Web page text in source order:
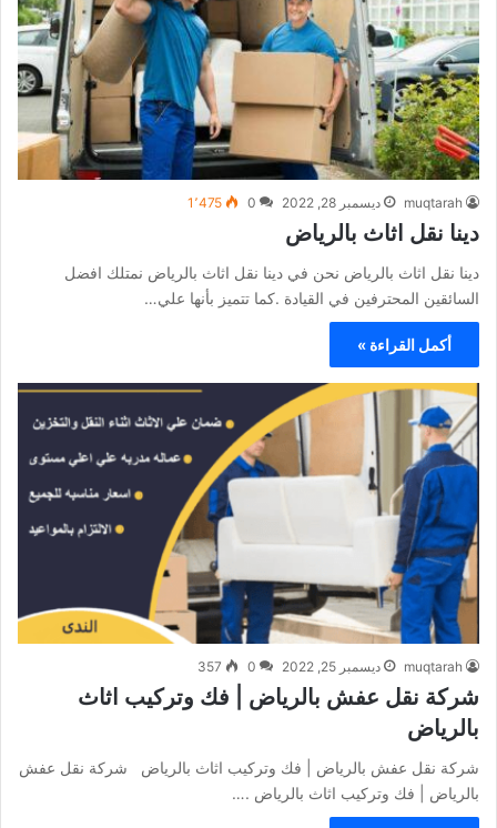
muqtarah ديسمبر 28, 2022 0 1٬475
دينا نقل اثاث بالرياض
دينا نقل اثاث بالرياض نحن في دينا نقل اثاث بالرياض نمتلك افضل
السائقين المحترفين في القيادة .كما تتميز بأنها علي…
أكمل القراءة »
muqtarah ديسمبر 25, 2022 0
357
شركة نقل عفش بالرياض | فك وتركيب اثاث
بالرياض
شركة نقل عفش بالرياض | فك وتركيب اثاث بالرياض شركة نقل عفش
بالرياض | فك وتركيب اثاث بالرياض .…